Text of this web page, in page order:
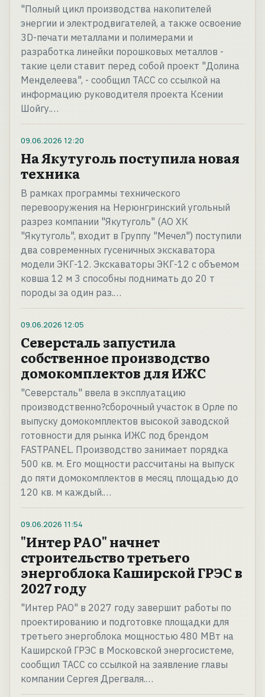
"Полный цикл производства накопителей
энергии и электродвигателей, а также освоение
3D-печати металлами и полимерами и
разработка линейки порошковых металлов -
такие цели ставит перед собой проект "Долина
Менделеева", - сообщил ТАСС со ссылкой на
информацию руководителя проекта Ксении
Шойгу.…
09.06.2026 12:20
На Якутуголь поступила новая
техника
В рамках программы технического
перевооружения на Нерюнгринский угольный
разрез компании "Якутуголь" (АО ХК
"Якутуголь", входит в Группу "Мечел") поступили
два современных гусеничных экскаватора
модели ЭКГ-12. Экскаваторы ЭКГ-12 с объемом
ковша 12 м 3 способны поднимать до 20 т
породы за один раз.…
09.06.2026 12:05
Северсталь запустила
собственное производство
домокомплектов для ИЖС
"Северсталь" ввела в эксплуатацию
производственно?сборочный участок в Орле по
выпуску домокомплектов высокой заводской
готовности для рынка ИЖС под брендом
FASTPANEL. Производство занимает порядка
500 кв. м. Его мощности рассчитаны на выпуск
до пяти домокомплектов в месяц площадью до
120 кв. м каждый.…
09.06.2026 11:54
"Интер РАО" начнет
строительство третьего
энергоблока Каширской ГРЭС в
2027 году
"Интер РАО" в 2027 году завершит работы по
проектированию и подготовке площадки для
третьего энергоблока мощностью 480 МВт на
Каширской ГРЭС в Московской энергосистеме,
сообщил ТАСС со ссылкой на заявление главы
компании Сергея Дрегваля.…